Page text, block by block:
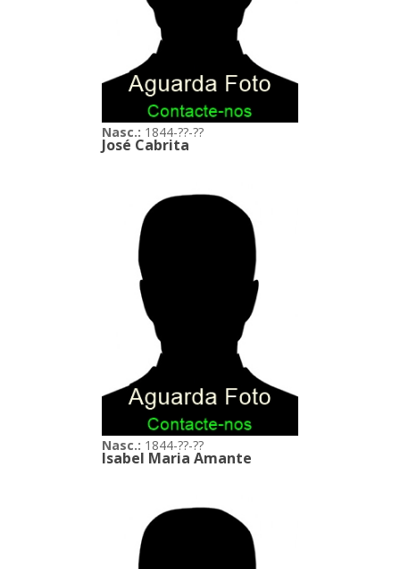
Nasc.: 1844-??-??
José Cabrita
Nasc.: 1844-??-??
Isabel Maria Amante